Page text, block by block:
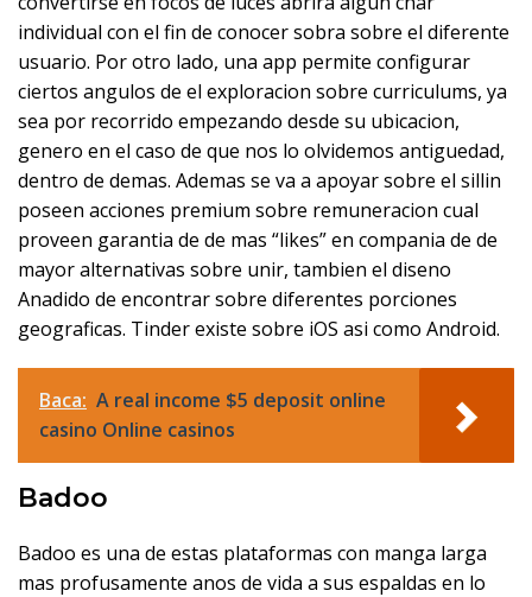
individual con el fin de conocer sobra sobre el diferente
usuario. Por otro lado, una app permite configurar
ciertos angulos de el exploracion sobre curriculums, ya
sea por recorrido empezando desde su ubicacion,
genero en el caso de que nos lo olvidemos antiguedad,
dentro de demas. Ademas se va a apoyar sobre el silli­n
poseen acciones premium sobre remuneracion cual
proveen garanti­a de de mas “likes” en compania de de
mayor alternativas sobre unir, tambien el diseno
Anadido de encontrar sobre diferentes porciones
geograficas. Tinder existe sobre iOS asi­ como Android.
Baca: A real income $5 deposit online
casino Online casinos
Badoo
Badoo es una de estas plataformas con manga larga
mas profusamente anos de vida a sus espaldas en lo